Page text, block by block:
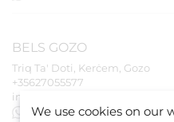
BELS GOZO
Triq Ta' Doti, Kerċem, Gozo
+35627055577
info@belsmalta.com
+35677516971
We use cookies on our